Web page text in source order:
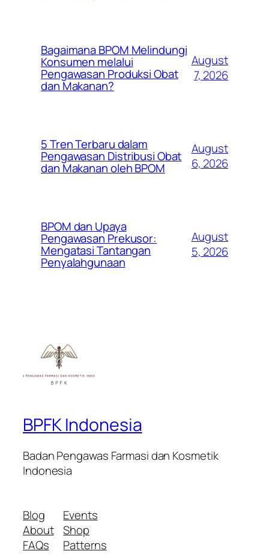
Bagaimana BPOM Melindungi
Konsumen melalui
Pengawasan Produksi Obat
dan Makanan?
August
7, 2026
5 Tren Terbaru dalam
Pengawasan Distribusi Obat
dan Makanan oleh BPOM
August
6, 2026
BPOM dan Upaya
Pengawasan Prekusor:
Mengatasi Tantangan
Penyalahgunaan
August
5, 2026
BPFK Indonesia
Badan Pengawas Farmasi dan Kosmetik
Indonesia
Blog
About
FAQs
Events
Shop
Patterns